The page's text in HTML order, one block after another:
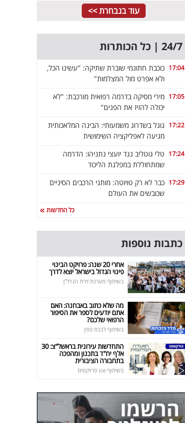
עוד בנבחרת >>
24/7 | כל הכותרות
17:04 כוכבת חתונמי שוברת שתיקה: "עשינו הכל,
ולא אפרט מול המצלמות"
17:05 מירי מסיקה בדרמה רפואית מורכבת: "לא
יכולה להזיז את הפנים"
17:22 גוגל בשדרוג משמעותי: הבינה המלאכותית
מגיעה לאפליקציה השימושית
17:24 טלי גוטליב נגד יועצי נתניהו: הדרמה
שמתחוללת במפלגת הליכוד
17:29 כבר לא רק טויוטה: מותגי הרכבים הסיניים
שכובשים את העולם
כל החדשות
כתבות נוספות
אחרי 20 שנה: פרויקט הבינוי
פינוי הגדול בישראל יוצא לדרך
בשיתוף מערכת זירת הנדל"ן
מה שלא כתוב באבחנה: האם
אתם יודעים לספר את הסיפור
הרפואי שלכם?
בשיתוף לבנת פורן
התחדשות עירונית בראשל"צ: 30
אלף יח"ד בתכנון ומהפכה
בתחבורה הציבורית
בשיתוף ice פרויקטים